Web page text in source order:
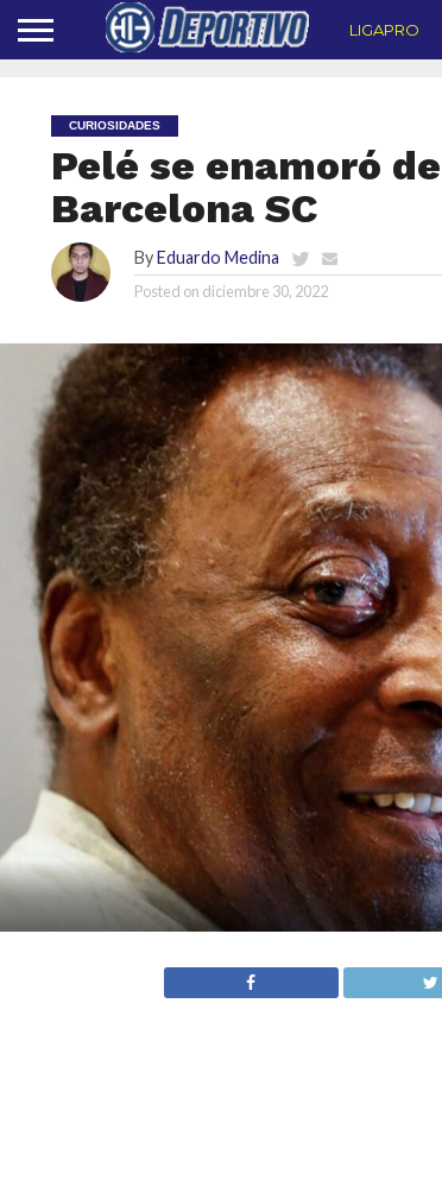
LIGAPRO
CURIOSIDADES
Pelé se enamoró
Barcelona SC
ByEduardo Medina
Posted on diciembre 30, 2022